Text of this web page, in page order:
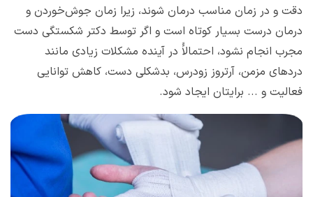
دقت و در زمان مناسب درمان شوند، زیرا زمان جوش‌خوردن و
درمان درست بسیار کوتاه است و اگر توسط دکتر شکستگی دست
مجرب انجام نشود، احتمالاًً در آینده مشکلات زیادی مانند
دردهای مزمن، آرتروز زودرس، بدشکلی دست، کاهش توانایی
فعالیت و ... برایتان ایجاد شود.